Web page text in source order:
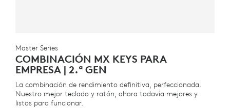
Master Series
COMBINACIÓN MX KEYS PARA
EMPRESA | 2.ª GEN
La combinación de rendimiento definitiva, perfeccionada.
Nuestro mejor teclado y ratón, ahora todavía mejores y
listos para funcionar.